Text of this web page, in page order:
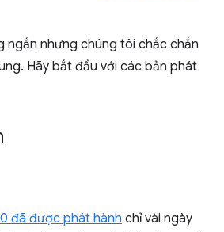
ngắn nhưng chúng tôi chắc chắn
Hãy bắt đầu với các bản phát
đã được phát hành chỉ vài ngày